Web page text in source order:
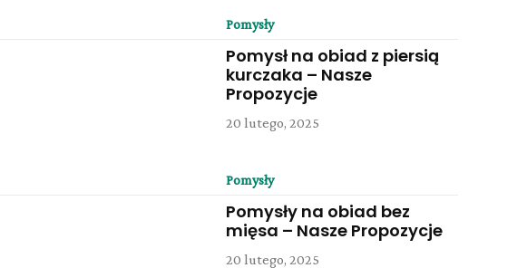
Pomysły
Pomysł na obiad z piersią
kurczaka – Nasze
Propozycje
20 lutego, 2025
Pomysły
Pomysły na obiad bez
mięsa – Nasze Propozycje
20 lutego, 2025